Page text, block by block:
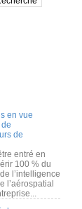
en vue
de
entré en
100 % du
l’intelligence
l’aérospatial